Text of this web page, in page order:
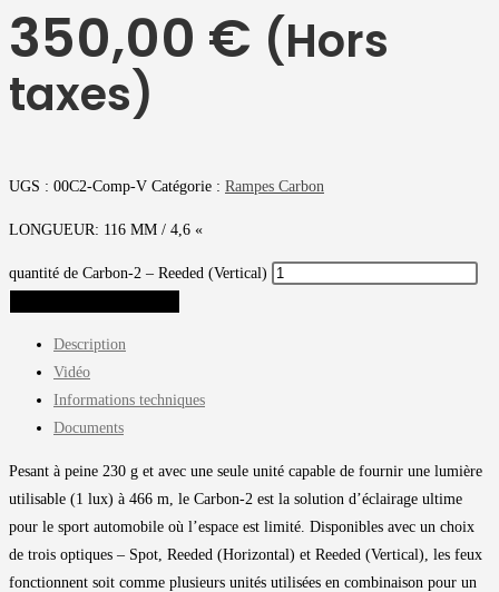
350,00 € (Hors
taxes)
UGS : 00C2-Comp-V Catégorie : Rampes Carbon
LONGUEUR: 116 MM / 4,6 «
quantité de Carbon-2 – Reeded (Vertical)
Description
Vidéo
Informations techniques
Documents
Pesant à peine 230 g et avec une seule unité capable de fournir une lumière
utilisable (1 lux) à 466 m, le Carbon-2 est la solution d’éclairage ultime
pour le sport automobile où l’espace est limité. Disponibles avec un choix
de trois optiques – Spot, Reeded (Horizontal) et Reeded (Vertical), les feux
fonctionnent soit comme plusieurs unités utilisées en combinaison pour un